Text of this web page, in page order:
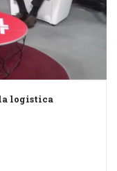
logistica